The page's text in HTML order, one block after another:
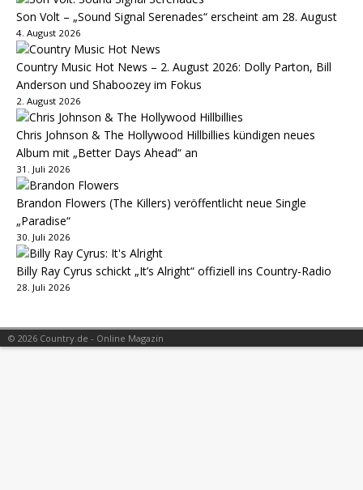
Son Volt – „Sound Signal Serenades“ erscheint am 28. August
4. August 2026
Country Music Hot News – 2. August 2026: Dolly Parton, Bill
Anderson und Shaboozey im Fokus
2. August 2026
Chris Johnson & The Hollywood Hillbillies kündigen neues
Album mit „Better Days Ahead“ an
31. Juli 2026
Brandon Flowers (The Killers) veröffentlicht neue Single
„Paradise“
30. Juli 2026
Billy Ray Cyrus schickt „It’s Alright“ offiziell ins Country-Radio
28. Juli 2026
© 2026 Country.de - Online Magazin